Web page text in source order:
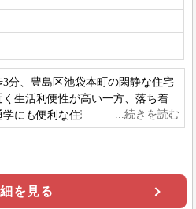
分、豊島区池袋本町の閑静な住宅
生活利便性が高い一方、落ち着
にも便利な住環境です。
を見る